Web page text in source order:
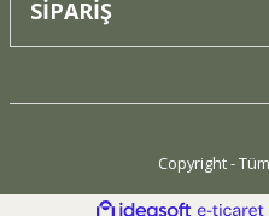
SİPARİŞ
Copyright -
ideasoft